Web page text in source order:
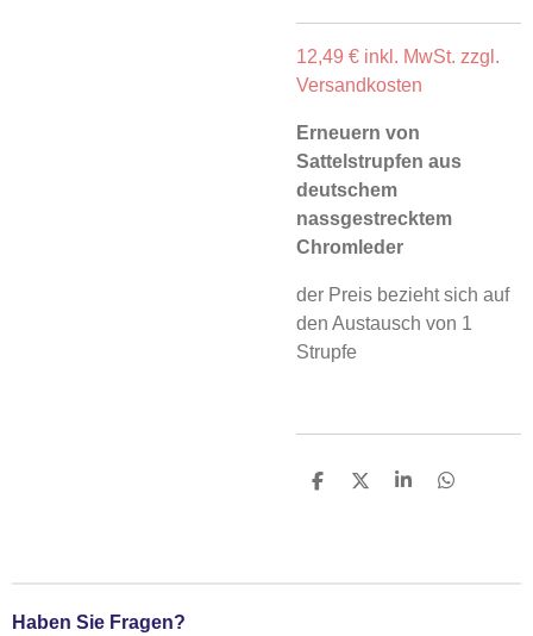
12,49 € inkl. MwSt. zzgl.
Versandkosten
Erneuern von
Sattelstrupfen aus
deutschem
nassgestrecktem
Chromleder
der Preis bezieht sich auf
den Austausch von 1
Strupfe
T
n
T
n
T
n
T
n
Haben Sie Fragen?